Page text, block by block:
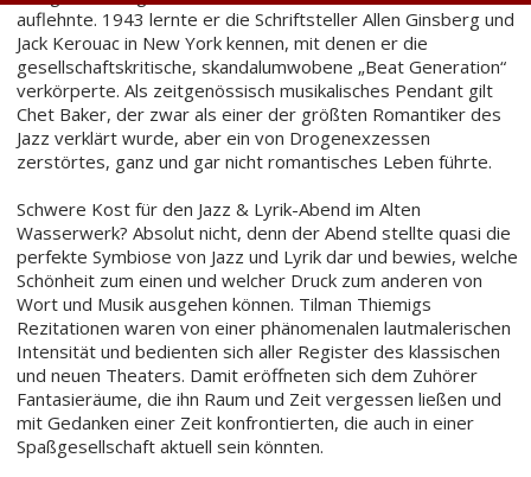
auflehnte. 1943 lernte er die Schriftsteller Allen Ginsberg und
Jack Kerouac in New York kennen, mit denen er die
gesellschaftskritische, skandalumwobene „Beat Generation“
verkörperte. Als zeitgenössisch musikalisches Pendant gilt
Chet Baker, der zwar als einer der größten Romantiker des
Jazz verklärt wurde, aber ein von Drogenexzessen
zerstörtes, ganz und gar nicht romantisches Leben führte.
Schwere Kost für den Jazz & Lyrik-Abend im Alten
Wasserwerk? Absolut nicht, denn der Abend stellte quasi die
perfekte Symbiose von Jazz und Lyrik dar und bewies, welche
Schönheit zum einen und welcher Druck zum anderen von
Wort und Musik ausgehen können. Tilman Thiemigs
Rezitationen waren von einer phänomenalen lautmalerischen
Intensität und bedienten sich aller Register des klassischen
und neuen Theaters. Damit eröffneten sich dem Zuhörer
Fantasieräume, die ihn Raum und Zeit vergessen ließen und
mit Gedanken einer Zeit konfrontierten, die auch in einer
Spaßgesellschaft aktuell sein könnten.